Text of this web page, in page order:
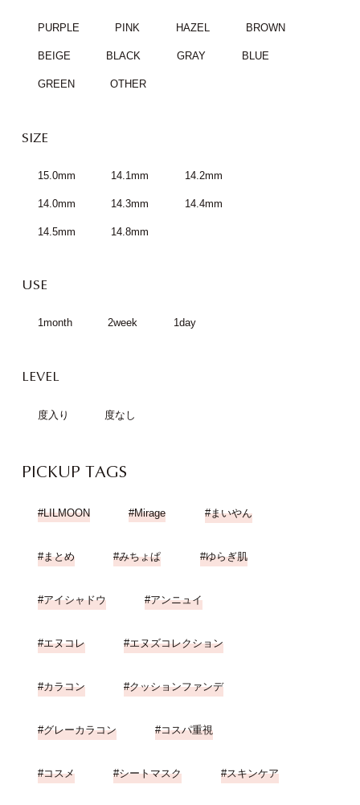
PURPLE PINK HAZEL BROWN
BEIGE BLACK GRAY BLUE
GREEN OTHER
SIZE
15.0mm 14.1mm 14.2mm
14.0mm 14.3mm 14.4mm
14.5mm 14.8mm
USE
1month 2week 1day
LEVEL
度入り 度なし
PICKUP TAGS
LILMOON Mirage まいやん
まとめ みちょぱ ゆらぎ肌
アイシャドウ アンニュイ
エヌコレ エヌズコレクション
カラコン クッションファンデ
グレーカラコン コスパ重視
コスメ シートマスク スキンケア